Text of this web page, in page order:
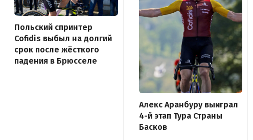
Польский спринтер
Cofidis выбыл на долгий
срок после жёсткого
падения в Брюсселе
Алекс Аранбуру выиграл
4-й этап Тура Страны
Басков